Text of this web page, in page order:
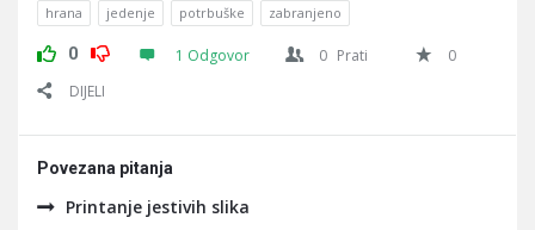
hrana jedenje potrbuške zabranjeno
0 1 Odgovor 0 Prati
0
DIJELI
Povezana pitanja
Printanje jestivih slika